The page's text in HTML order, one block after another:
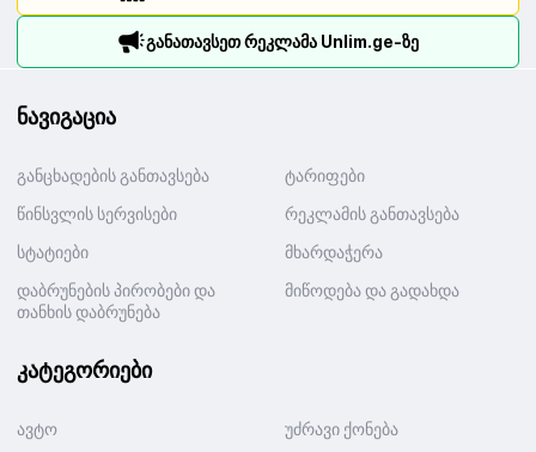
განათავსეთ რეკლამა Unlim.ge-ზე
ნავიგაცია
განცხადების განთავსება
ტარიფები
წინსვლის სერვისები
რეკლამის განთავსება
სტატიები
მხარდაჭერა
დაბრუნების პირობები და
თანხის დაბრუნება
მიწოდება და გადახდა
კატეგორიები
ავტო
უძრავი ქონება